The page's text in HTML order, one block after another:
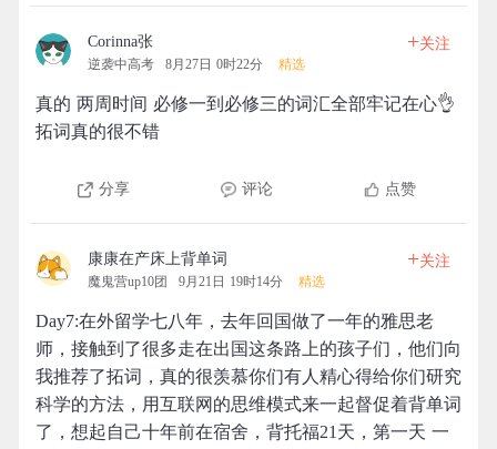
Corinna张
逆袭中高考 8月27日 0时22分 精选
+关注
真的 两周时间 必修一到必修三的词汇全部牢记在心👌
拓词真的很不错
分享 评论 点赞
康康在产床上背单词
魔鬼营up10团 9月21日 19时14分 精选
+关注
Day7:在外留学七八年，去年回国做了一年的雅思老
师，接触到了很多走在出国这条路上的孩子们，他们向
我推荐了拓词，真的很羡慕你们有人精心得给你们研究
科学的方法，用互联网的思维模式来一起督促着背单词
了，想起自己十年前在宿舍，背托福21天，第一天 一